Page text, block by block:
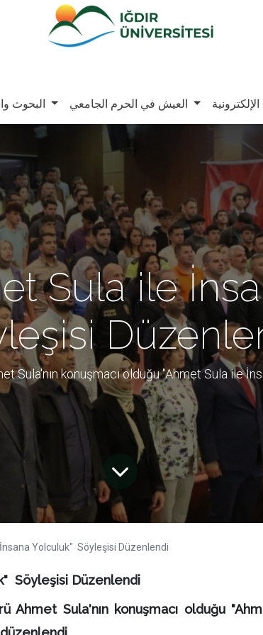
البحوث العيش في الحرم الجامعي
Sula ile
Sula'nın konuşmacı olduğu "Ahmet Sula ile
Yolculuk" Söyleşisi Düzenlendi
Söyleşisi Düzenlendi
Ahmet Sula'nın konuşmacı olduğu